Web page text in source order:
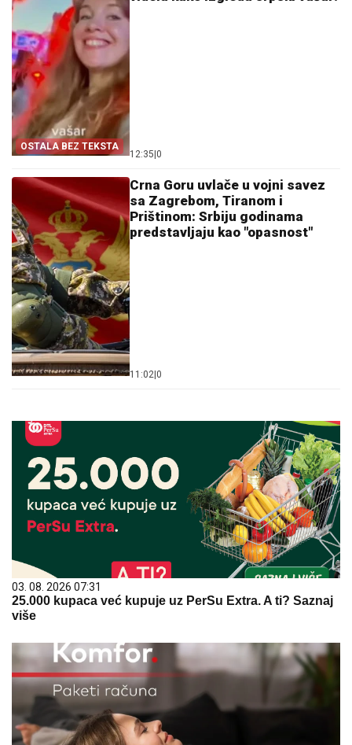
OSTALA BEZ TEKSTA
12:35|0
Crna Goru uvlače u vojni savez
sa Zagrebom, Tiranom i
Prištinom: Srbiju godinama
predstavljaju kao "opasnost"
11:02|0
03. 08. 2026 07:31
25.000 kupaca već kupuje uz PerSu Extra. A ti? Saznaj
više